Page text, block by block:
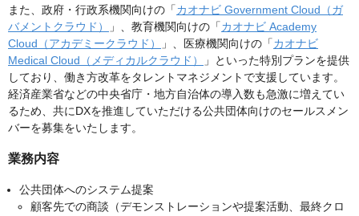
また、政府・行政系機関向けの「カオナビ Government Cloud（ガ
バメントクラウド）
」、教育機関向けの「カオナビ Academy
Cloud（アカデミークラウド）
」、医療機関向けの「カオナビ
Medical Cloud（メディカルクラウド）
」といった特別プランを提供
しており、働き方改革をタレントマネジメントで支援しています。
経済産業省などの中央省庁・地方自治体の導入数も急激に増えてい
るため、共にDXを推進していただける公共団体向けのセールスメン
バーを募集をいたします。
業務内容
公共団体へのシステム提案
顧客先での商談（デモンストレーションや提案活動、最終クロ